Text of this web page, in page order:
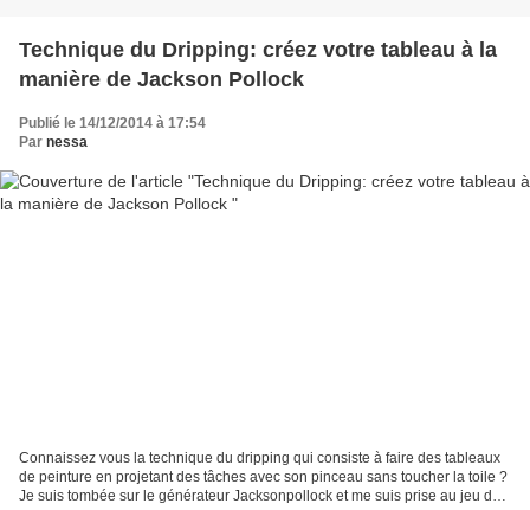
Technique du Dripping: créez votre tableau à la
manière de Jackson Pollock
Publié le 14/12/2014 à 17:54
Par nessa
Connaissez vous la technique du dripping qui consiste à faire des tableaux
de peinture en projetant des tâches avec son pinceau sans toucher la toile ?
Je suis tombée sur le générateur Jacksonpollock et me suis prise au jeu de